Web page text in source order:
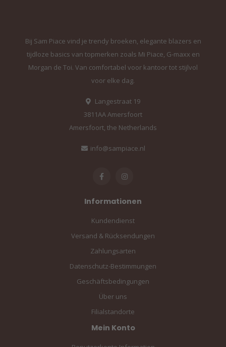
Bij Sam Piace vind je trendy broeken, elegante blazers en
tijdloze basics van topmerken zoals Mi Piace, G-maxx en
Morgan de Toi. Van comfortabel voor kantoor tot stijlvol
voor elke dag.
Langestraat 19
3811AA Amersfoort
Amersfoort, the Netherlands
info@sampiace.nl
Informationen
Kundendienst
Versand & Rücksendungen
Zahlungsarten
Datenschutz-Bestimmungen
Geschäftsbedingungen
Über uns
Filialstandorte
Mein Konto